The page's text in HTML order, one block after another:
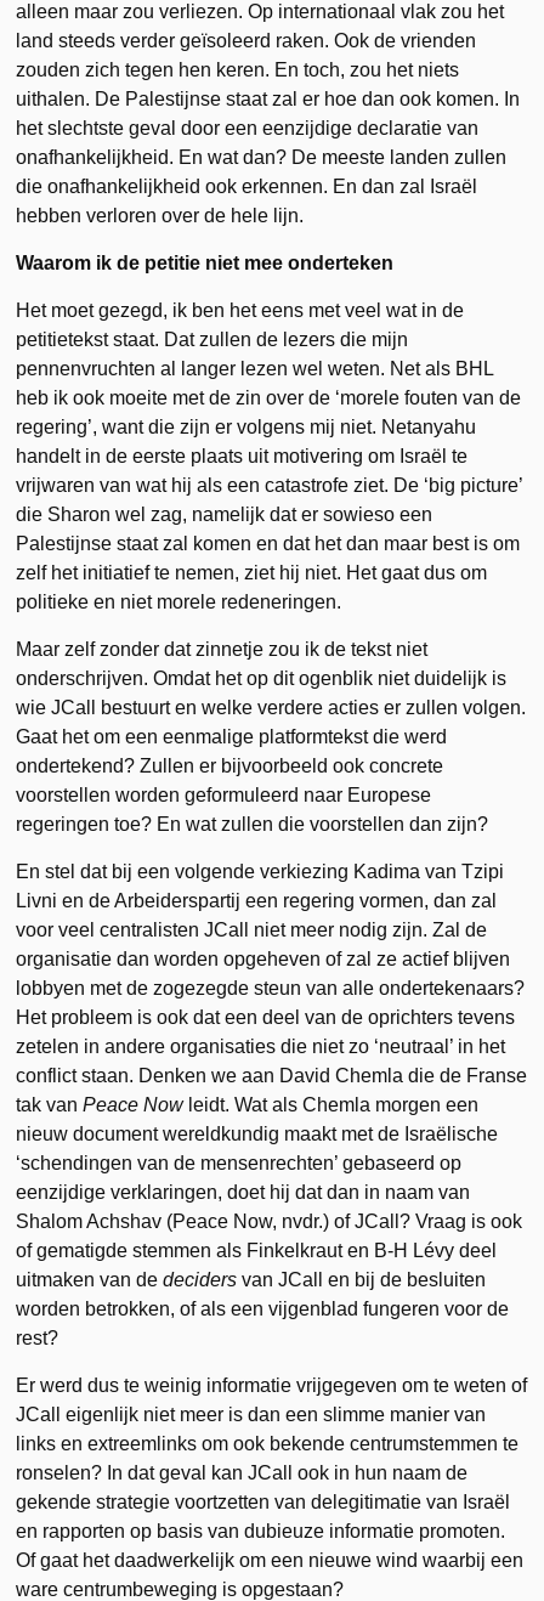
alleen maar zou verliezen. Op internationaal vlak zou het
land steeds verder geïsoleerd raken. Ook de vrienden
zouden zich tegen hen keren. En toch, zou het niets
uithalen. De Palestijnse staat zal er hoe dan ook komen. In
het slechtste geval door een eenzijdige declaratie van
onafhankelijkheid. En wat dan? De meeste landen zullen
die onafhankelijkheid ook erkennen. En dan zal Israël
hebben verloren over de hele lijn.
Waarom ik de petitie niet mee onderteken
Het moet gezegd, ik ben het eens met veel wat in de
petitietekst staat. Dat zullen de lezers die mijn
pennenvruchten al langer lezen wel weten. Net als BHL
heb ik ook moeite met de zin over de ‘morele fouten van de
regering’, want die zijn er volgens mij niet. Netanyahu
handelt in de eerste plaats uit motivering om Israël te
vrijwaren van wat hij als een catastrofe ziet. De ‘big picture’
die Sharon wel zag, namelijk dat er sowieso een
Palestijnse staat zal komen en dat het dan maar best is om
zelf het initiatief te nemen, ziet hij niet. Het gaat dus om
politieke en niet morele redeneringen.
Maar zelf zonder dat zinnetje zou ik de tekst niet
onderschrijven. Omdat het op dit ogenblik niet duidelijk is
wie JCall bestuurt en welke verdere acties er zullen volgen.
Gaat het om een eenmalige platformtekst die werd
ondertekend? Zullen er bijvoorbeeld ook concrete
voorstellen worden geformuleerd naar Europese
regeringen toe? En wat zullen die voorstellen dan zijn?
En stel dat bij een volgende verkiezing Kadima van Tzipi
Livni en de Arbeiderspartij een regering vormen, dan zal
voor veel centralisten JCall niet meer nodig zijn. Zal de
organisatie dan worden opgeheven of zal ze actief blijven
lobbyen met de zogezegde steun van alle ondertekenaars?
Het probleem is ook dat een deel van de oprichters tevens
zetelen in andere organisaties die niet zo ‘neutraal’ in het
conflict staan. Denken we aan David Chemla die de Franse
tak vanPeace Nowleidt. Wat als Chemla morgen een
nieuw document wereldkundig maakt met de Israëlische
‘schendingen van de mensenrechten’ gebaseerd op
eenzijdige verklaringen, doet hij dat dan in naam van
Shalom Achshav (Peace Now, nvdr.) of JCall? Vraag is ook
of gematigde stemmen als Finkelkraut en B-H Lévy deel
uitmaken van dedeciders van JCall en bij de besluiten
worden betrokken, of als een vijgenblad fungeren voor de
rest?
Er werd dus te weinig informatie vrijgegeven om te weten of
JCall eigenlijk niet meer is dan een slimme manier van
links en extreemlinks om ook bekende centrumstemmen te
ronselen? In dat geval kan JCall ook in hun naam de
gekende strategie voortzetten van delegitimatie van Israël
en rapporten op basis van dubieuze informatie promoten.
Of gaat het daadwerkelijk om een nieuwe wind waarbij een
ware centrumbeweging is opgestaan?